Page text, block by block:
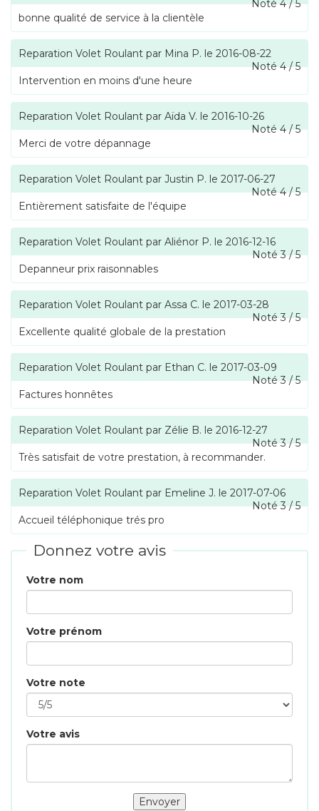
Noté4/5
bonne qualité de service à la clientèle
Reparation Volet Roulant par Mina P. le 2016-08-22
Noté4/5
Intervention en moins d'une heure
Reparation Volet Roulant par Aïda V. le 2016-10-26
Noté4/5
Merci de votre dépannage
Reparation Volet Roulant par Justin P. le 2017-06-27
Noté4/5
Entièrement satisfaite de l'équipe
Reparation Volet Roulant par Aliénor P. le 2016-12-16
Noté3/5
Depanneur prix raisonnables
Reparation Volet Roulant par Assa C. le 2017-03-28
Noté3/5
Excellente qualité globale de la prestation
Reparation Volet Roulant par Ethan C. le 2017-03-09
Noté3/5
Factures honnêtes
Reparation Volet Roulant par Zélie B. le 2016-12-27
Noté3/5
Très satisfait de votre prestation, à recommander.
Reparation Volet Roulant par Emeline J. le 2017-07-06
Noté3/5
Accueil téléphonique trés pro
Donnez votre avis
Votre nom
Votre prénom
Votre note
Votre avis